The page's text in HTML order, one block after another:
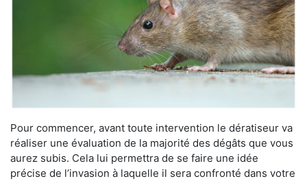
Pour commencer, avant toute intervention le dératiseur va
réaliser une évaluation de la majorité des dégâts que vous
aurez subis. Cela lui permettra de se faire une idée
précise de l’invasion à laquelle il sera confronté dans votre